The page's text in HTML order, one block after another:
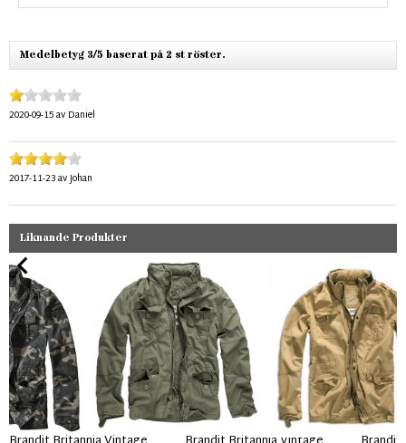
Medelbetyg 3/5 baserat på 2 st röster.
2020-09-15av Daniel
2017-11-23avJohan
Liknande Produkter